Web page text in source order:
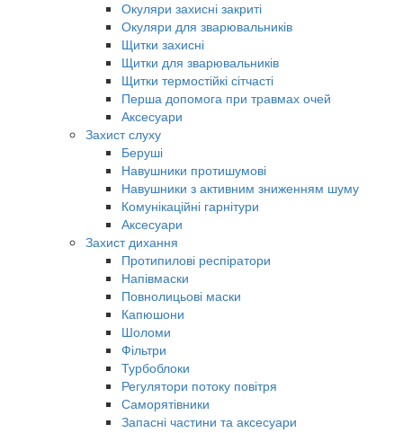
Окуляри захисні закриті
Окуляри для зварювальників
Щитки захисні
Щитки для зварювальників
Щитки термостійкі сітчасті
Перша допомога при травмах очей
Аксесуари
Захист слуху
Беруші
Навушники протишумові
Навушники з активним зниженням шуму
Комунікаційні гарнітури
Аксесуари
Захист дихання
Протипилові респіратори
Напівмаски
Повнолицьові маски
Капюшони
Шоломи
Фільтри
Турбоблоки
Регулятори потоку повітря
Саморятівники
Запасні частини та аксесуари